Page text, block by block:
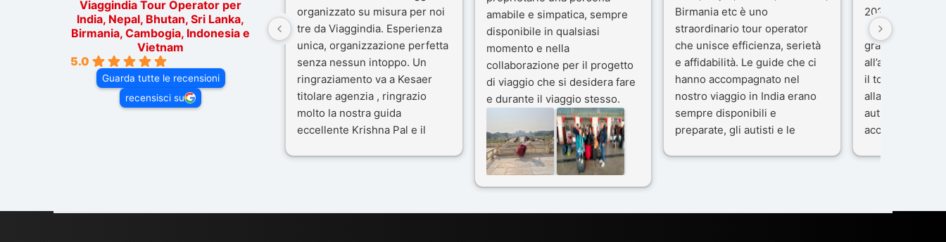
Viaggindia Tour Operator per
India, Nepal, Bhutan, Sri Lanka,
Birmania, Cambogia, Indonesia e
Vietnam
5.0
Guarda tutte le recensioni
recensisci su
organizzato su misura per noi
tre da Viaggindia. Esperienza
unica, organizzazione perfetta
senza nessun intoppo. Un
ringraziamento va a Kesaer
titolare agenzia , ringrazio
molto la nostra guida
eccellente Krishna Pal e il
consiglio questa agenzia
amabile e simpatica, sempre
disponibile in qualsiasi
momento e nella
collaborazione per il progetto
di viaggio che si desidera fare
e durante il viaggio stesso.
Siamo stati 3 settimane in
India a novembre 2025, 5
amici e il viaggio alla scoperta
del Rajasthan e Varanasi è
stato bellissimo: grazie alla
ai servizi dell' Agenzia con
Birmania etc è uno
straordinario tour operator
che unisce efficienza, serietà
e affidabilità. Le guide che ci
hanno accompagnato nel
nostro viaggio in India erano
sempre disponibili e
preparate, gli autisti e le
livello e di grande
2025), è stata
che porteremo
gran parte del
all’agenzia che
il tour con cura
alla nostra
autista che ci
accompagnati